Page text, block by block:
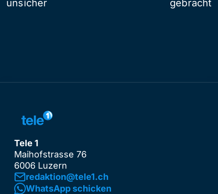
unsicher
gebracht
Tele 1
Maihofstrasse 76
6006 Luzern
redaktion@tele1.ch
WhatsApp schicken